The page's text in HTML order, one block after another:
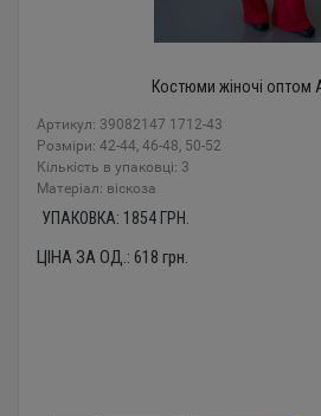
Костюми жіночі оптом
Артикул: 39082147 1712-43
Розміри: 42-44, 46-48, 50-52
Кількість в упаковці: 3
Mатеріал: віскоза
УПАКОВКА: 1854 ГРН.
ЦІНА ЗА ОД.: 618 грн.